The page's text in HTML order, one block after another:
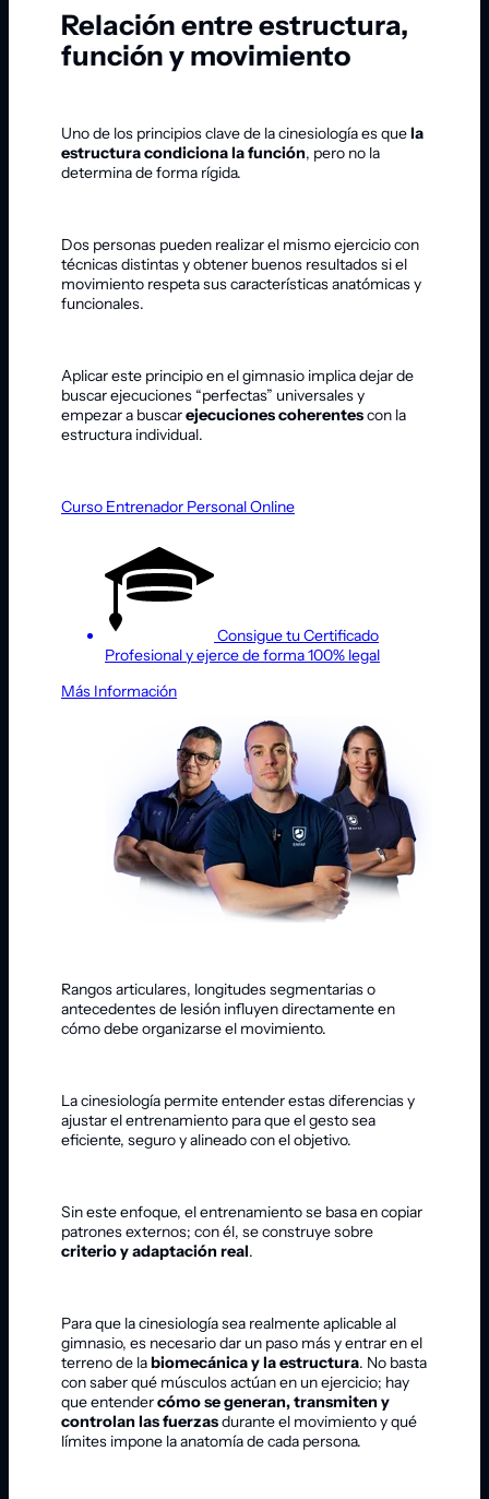
Relación entre estructura,
función y movimiento
Uno de los principios clave de la cinesiología es quela
estructura condiciona la función, pero no la
determina de forma rígida.
Dos personas pueden realizar el mismo ejercicio con
técnicas distintas y obtener buenos resultados si el
movimiento respeta sus características anatómicas y
funcionales.
Aplicar este principio en el gimnasio implica dejar de
buscar ejecuciones “perfectas” universales y
empezar a buscarejecuciones coherentescon la
estructura individual.
Curso Entrenador Personal Online
Consigue tu Certificado
Profesional y ejerce de forma 100% legal
Más Información
Rangos articulares, longitudes segmentarias o
antecedentes de lesión influyen directamente en
cómo debe organizarse el movimiento.
La cinesiología permite entender estas diferencias y
ajustar el entrenamiento para que el gesto sea
eficiente, seguro y alineado con el objetivo.
Sin este enfoque, el entrenamiento se basa en copiar
patrones externos; con él, se construye sobre
criterio y adaptación real.
Para que la cinesiología sea realmente aplicable al
gimnasio, es necesario dar un paso más y entrar en el
terreno de labiomecánica y la estructura. No basta
con saber qué músculos actúan en un ejercicio; hay
que entendercómo se generan, transmiten y
controlan las fuerzasdurante el movimiento y qué
límites impone la anatomía de cada persona.